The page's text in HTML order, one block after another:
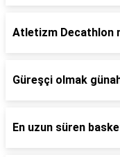
Atletizm Decathlon
Güreşçi olmak
En uzun süren